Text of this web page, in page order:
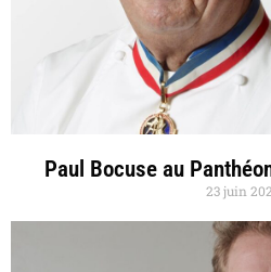
Paul Bocuse au
23 juin